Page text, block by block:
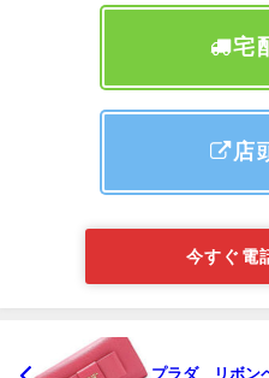
宅
店
今すぐ電
プラダ リボン